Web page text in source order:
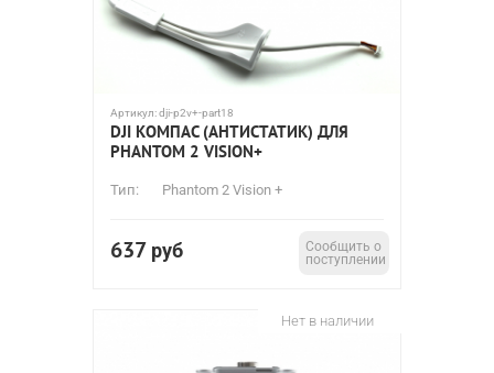
Артикул:dji-p2v+-part18
DJI КОМПАС (АНТИСТАТИК) ДЛЯ
PHANTOM 2 VISION+
Тип: Phantom 2 Vision +
637 руб
Сообщить о
поступлении
Нет в наличии